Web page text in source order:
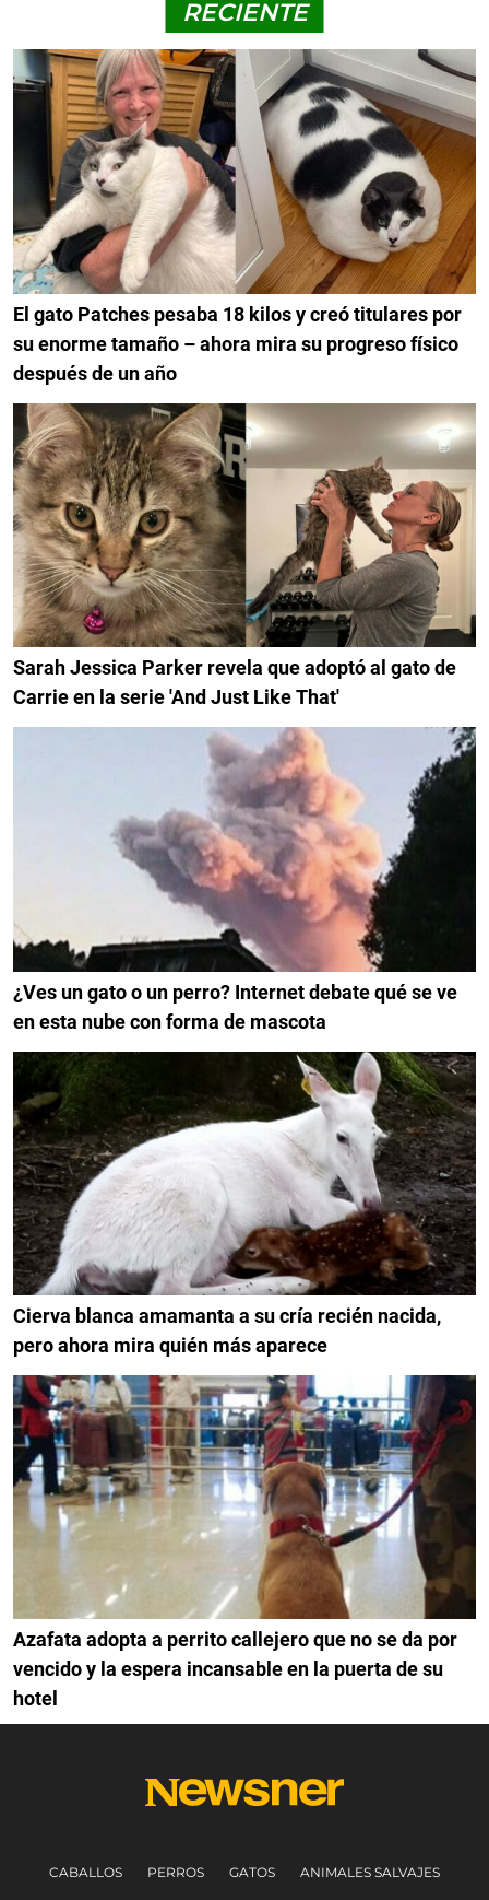
RECIENTE
El gato Patches pesaba 18 kilos y creó titulares por
su enorme tamaño – ahora mira su progreso físico
después de un año
Sarah Jessica Parker revela que adoptó al gato de
Carrie en la serie 'And Just Like That'
¿Ves un gato o un perro? Internet debate qué se ve
en esta nube con forma de mascota
Cierva blanca amamanta a su cría recién nacida,
pero ahora mira quién más aparece
Azafata adopta a perrito callejero que no se da por
vencido y la espera incansable en la puerta de su
hotel
CABALLOS PERROS GATOS ANIMALES SALVAJES